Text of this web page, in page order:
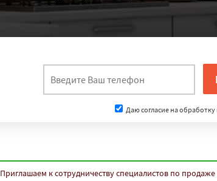
Даю согласие на
Приглашаем к сотрудничеству специалистов по